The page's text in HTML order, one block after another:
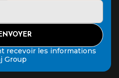
recevoir les informations
Group